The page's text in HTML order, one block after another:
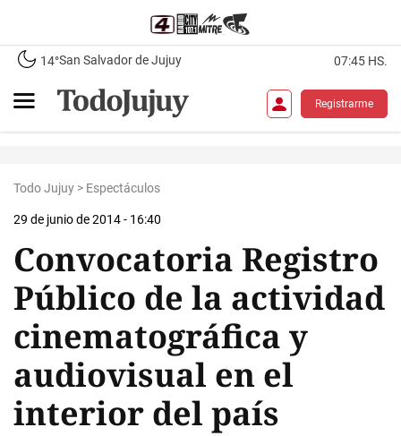
14°San Salvador de Jujuy 07:45 HS.
Registrarme
Todo Jujuy > Espectáculos
29 de junio de 2014 - 16:40
Convocatoria Registro
Público de la actividad
cinematográfica y
audiovisual en el
interior del país